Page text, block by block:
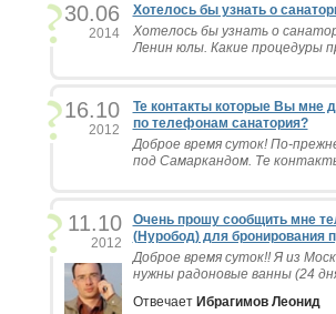
30.06
2014
Хотелось бы узнать о
Хотелось бы узнать о
Ленин юлы. Какие процедуры
16.10
2012
Те контакты которые Вы мне
по телефонам санатория?
Доброе время суток! По-
под Самаркандом. Те
11.10
2012
Очень прошу сообщить мне
(Нуробод) для бронирования
Доброе время суток!! Я из
нужны радоновые ванны (24
Отвечает Ибрагимов Леонид